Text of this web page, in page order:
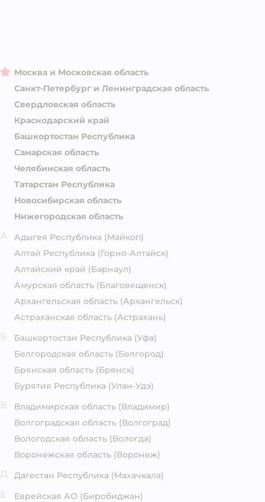
Москва и Московская область
Санкт-Петербург и Ленинградская область
Свердловская область
Краснодарский край
Башкортостан Республика
Самарская область
Челябинская область
Татарстан Республика
Новосибирская область
Нижегородская область
Адыгея Республика (Майкоп)
Алтай Республика (Горно-Алтайск)
Алтайский край (Барнаул)
Амурская область (Благовещенск)
Архангельская область (Архангельск)
Астраханская область (Астрахань)
Башкортостан Республика (Уфа)
Белгородская область (Белгород)
Брянская область (Брянск)
Бурятия Республика (Улан-Удэ)
Владимирская область (Владимир)
Волгоградская область (Волгоград)
Вологодская область (Вологда)
Воронежская область (Воронеж)
Дагестан Республика (Махачкала)
Еврейская АО (Биробиджан)